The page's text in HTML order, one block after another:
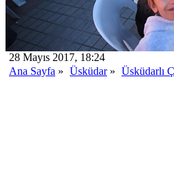
28 Mayıs 2017, 18:24
Ana Sayfa » Üsküdar» Üsküdarlı